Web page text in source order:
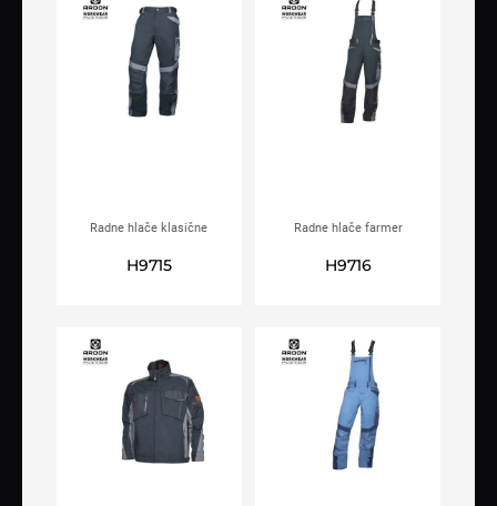
Radne hlače klasične
H9715
Radne hlače farmer
H9716